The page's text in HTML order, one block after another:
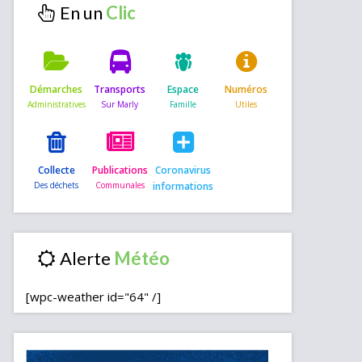
En un
Démarches Transports Espace Numéros
Collecte Publications Coronavirus
informations
Alerte
[wpc-weather id="64" /]